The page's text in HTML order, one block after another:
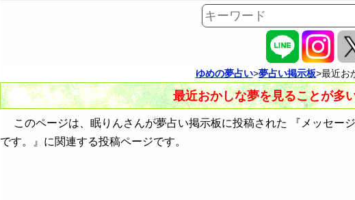
ゆめの夢占い>夢占い掲示板>最近お
最近おかしな夢を見ることが多
このページは、眠りんさんが夢占い掲示板に投稿された 『メッセー
です。』に関連する投稿ページです。